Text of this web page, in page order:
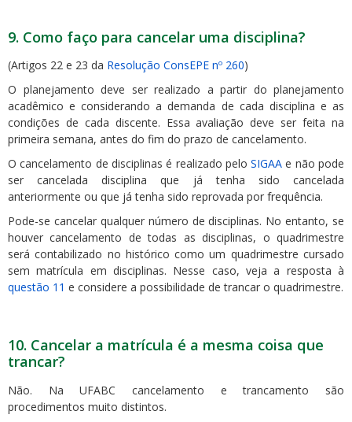
9. Como faço para cancelar uma disciplina?
(Artigos 22 e 23 da Resolução ConsEPE nº 260)
O planejamento deve ser realizado a partir do planejamento
acadêmico e considerando a demanda de cada disciplina e as
condições de cada discente. Essa avaliação deve ser feita na
primeira semana, antes do fim do prazo de cancelamento.
O cancelamento de disciplinas é realizado peloSIGAA e não pode
ser cancelada disciplina que já tenha sido cancelada
anteriormente ou que já tenha sido reprovada por frequência.
Pode-se cancelar qualquer número de disciplinas. No entanto, se
houver cancelamento de todas as disciplinas, o quadrimestre
será contabilizado no histórico como um quadrimestre cursado
sem matrícula em disciplinas. Nesse caso, veja a resposta à
questão 11 e considere a possibilidade de trancar o quadrimestre.
10. Cancelar a matrícula é a mesma coisa que
trancar?
Não. Na UFABC cancelamento e trancamento são
procedimentos muito distintos.